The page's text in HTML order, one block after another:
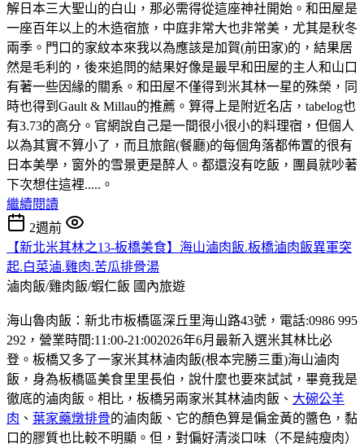
解日本三大聖山的白山，那必需得從這座神社開始。和田屋是
一座百年以上的木造宿旅，中庭非常大也非常美，尤其是秋冬
兩季。門口的家紋本來我以為應該是加賀(前田家)的，結果居
然是毛利的，後來追問的結果好像是最早和田屋的主人和山口
有著一些因緣的關系。和田屋不僅得到米其林一星的殊榮，同
時也得到Gault & Millau的推薦。算得上是附近名店，tabelog也
有3.73的高分。官網說自己是一間很小很小的料理宿，但個人
以為其實不算小了，而且旅館(餐廳)的每個角落都佈置的很有
日本美學，窗外的雪景更是醉人。都還沒有吃飯，團員就吵著
下次想住這裡.....。
繼續閱讀
2週前
【新北米其林之13-板橋美食】海山滷肉飯.板橋滷肉飯異軍突
起.白菜滷.雞肉.苦瓜排骨湯
滷肉飯/雞肉飯/蝦仁飯 國內旅遊
海山魯肉飯：新北市板橋區深丘里海山路43號，電話:0986 995
292，營業時間:11:00-21:002026年6月最新入選米其林比必
登。板橋又多了一家米其林滷肉飯(根本完勝三重)海山滷肉
飯，身為板橋區美食里里長伯，說什麼也要來試試，畢竟我是
徹底的滷肉飯。相比，板橋另兩家米其林滷肉飯、 大碗公羊
肉 、 葉家藥燉排骨的滷肉飯、它的顏色算是偏金黃的醬色，黏
口的膠質也比較不明顯。但，對偏好清淡口味（不是純瘦肉）